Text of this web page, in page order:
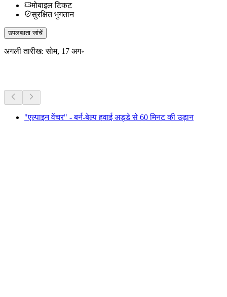
मोबाइल टिकट
सुरक्षित भुगतान
उपलब्धता जांचें
अगली तारीख:सोम, 17 अग॰
"एल्पाइन वेंचर" - बर्न-बेल्प हवाई अड्डे से 60 मिनट की उड़ान